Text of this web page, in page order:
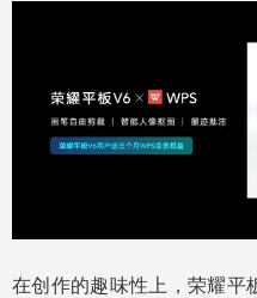
在创作的趣味性上，荣耀平